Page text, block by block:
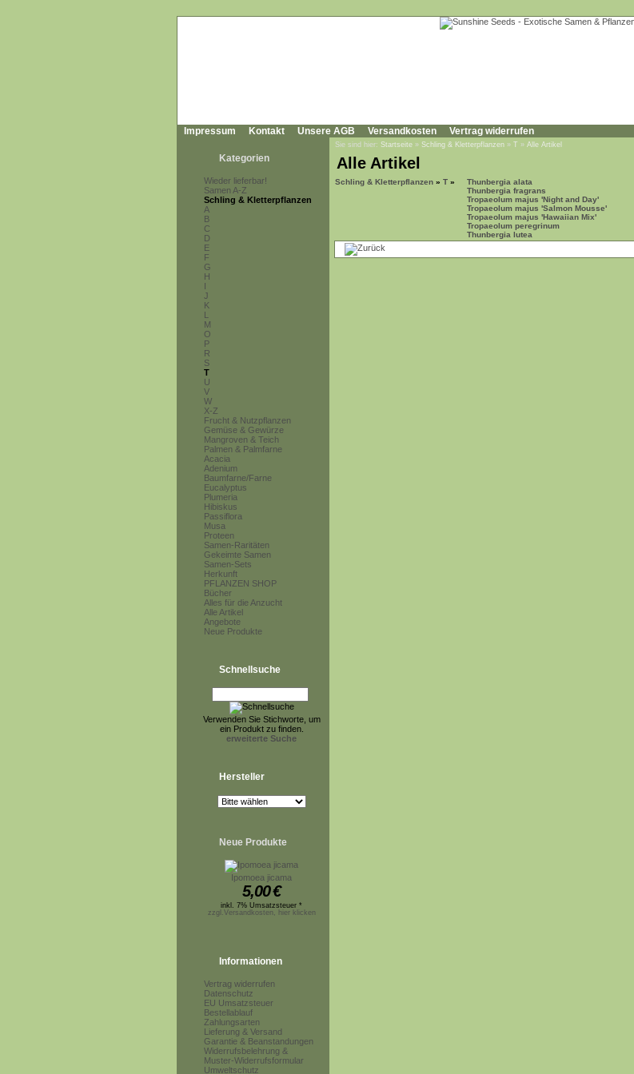
Impressum Kontakt Unsere AGB Versandkosten Vertrag widerrufen
Kategorien
Wieder lieferbar!
Samen A-Z
Schling & Kletterpflanzen
A
B
C
D
E
F
G
H
I
J
K
L
M
O
P
R
S
T
U
V
W
X-Z
Frucht & Nutzpflanzen
Gemüse & Gewürze
Mangroven & Teich
Palmen & Palmfarne
Acacia
Adenium
Baumfarne/Farne
Eucalyptus
Plumeria
Hibiskus
Passiflora
Musa
Proteen
Samen-Raritäten
Gekeimte Samen
Samen-Sets
Herkunft
PFLANZEN SHOP
Bücher
Alles für die Anzucht
Alle Artikel
Angebote
Neue Produkte
Schnellsuche
Verwenden Sie Stichworte, um
ein Produkt zu finden.
erweiterte Suche
Hersteller
Neue Produkte
Ipomoea jicama
5,00€
inkl. 7% Umsatzsteuer *
zzgl.Versandkosten, hier klicken
Informationen
Vertrag widerrufen
Datenschutz
EU Umsatzsteuer
Bestellablauf
Zahlungsarten
Lieferung & Versand
Garantie & Beanstandungen
Widerrufsbelehrung &
Muster-Widerrufsformular
Umweltschutz
Sie sind hier: Startseite » Schling & Kletterpflanzen » T » Alle Artikel
Alle Artikel
Schling & Kletterpflanzen » T »
Thunbergia alata
Thunbergia fragrans
Tropaeolum majus 'Night and Day'
Tropaeolum majus 'Salmon Mousse'
Tropaeolum majus 'Hawaiian Mix'
Tropaeolum peregrinum
Thunbergia lutea